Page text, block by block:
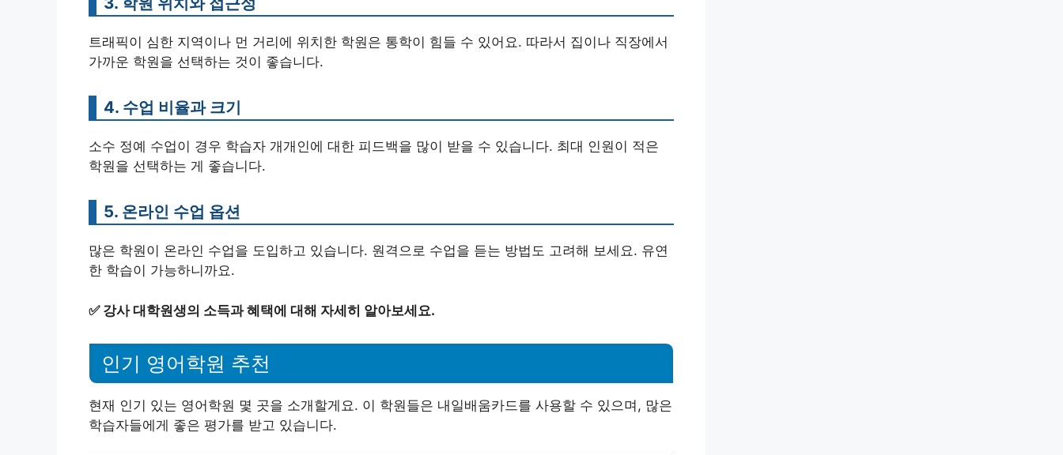
트래픽이 심한 지역이나 먼 거리에 위치한 학원은 통학이 힘들 수 있어요. 따라서 집이나 직장에서
가까운 학원을 선택하는 것이 좋습니다.
4. 수업 비율과 크기
소수 정예 수업이 경우 학습자 개개인에 대한 피드백을 많이 받을 수 있습니다. 최대 인원이 적은
학원을 선택하는 게 좋습니다.
5. 온라인 수업 옵션
많은 학원이 온라인 수업을 도입하고 있습니다. 원격으로 수업을 듣는 방법도 고려해 보세요. 유연
한 학습이 가능하니까요.
✅ 강사 대학원생의 소득과 혜택에 대해 자세히 알아보세요.
인기 영어학원 추천
현재 인기 있는 영어학원 몇 곳을 소개할게요. 이 학원들은 내일배움카드를 사용할 수 있으며, 많은
학습자들에게 좋은 평가를 받고 있습니다.